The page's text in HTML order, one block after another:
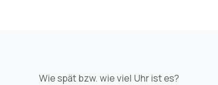
Wie spät bzw. wie viel Uhr ist es?